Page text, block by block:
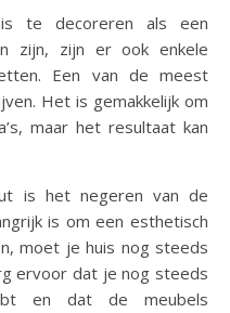
te decoreren als een
zijn, zijn er ook enkele
Een van de meest
Het is gemakkelijk om
maar het resultaat kan
is het negeren van de
is om een esthetisch
moet je huis nog steeds
ervoor dat je nog steeds
en dat de meubels